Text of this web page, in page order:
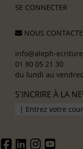
SE CONNECTER
NOUS
info@aleph-
01 80 05 21 30
du lundi au
S'INCRIRE À LA